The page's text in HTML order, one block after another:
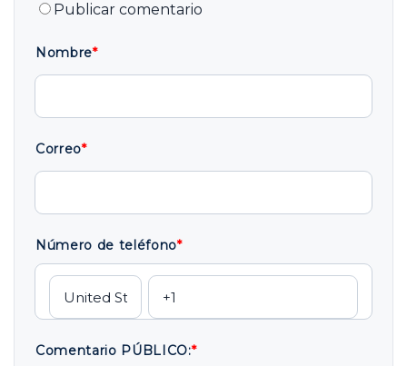
Publicar comentario
Nombre*
Correo*
Número de teléfono*
Comentario PÚBLICO:*